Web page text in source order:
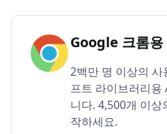
Google 크롬
2백만 명 이상의
프트 라이브러리용
니다. 4,500개 이상
작하세요.